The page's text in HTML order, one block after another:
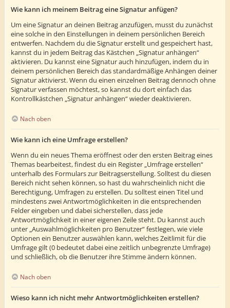
Wie kann ich meinem Beitrag eine Signatur anfügen?
Um eine Signatur an deinen Beitrag anzufügen, musst du zunächst
eine solche in den Einstellungen in deinem persönlichen Bereich
entwerfen. Nachdem du die Signatur erstellt und gespeichert hast,
kannst du in jedem Beitrag das Kästchen „Signatur anhängen“
aktivieren. Du kannst eine Signatur auch hinzufügen, indem du in
deinem persönlichen Bereich das standardmäßige Anhängen deiner
Signatur aktivierst. Wenn du einen einzelnen Beitrag dennoch ohne
Signatur verfassen möchtest, so kannst du dort einfach das
Kontrollkästchen „Signatur anhängen“ wieder deaktivieren.
Nach oben
Wie kann ich eine Umfrage erstellen?
Wenn du ein neues Thema eröffnest oder den ersten Beitrag eines
Themas bearbeitest, findest du ein Register „Umfrage erstellen“
unterhalb des Formulars zur Beitragserstellung. Solltest du diesen
Bereich nicht sehen können, so hast du wahrscheinlich nicht die
Berechtigung, Umfragen zu erstellen. Du solltest einen Titel und
mindestens zwei Antwortmöglichkeiten in die entsprechenden
Felder eingeben und dabei sicherstellen, dass jede
Antwortmöglichkeit in einer eigenen Zeile steht. Du kannst auch
unter „Auswahlmöglichkeiten pro Benutzer“ festlegen, wie viele
Optionen ein Benutzer auswählen kann, welches Zeitlimit für die
Umfrage gilt (0 bedeutet dabei eine zeitlich unbegrenzte Umfrage)
und schließlich, ob die Benutzer ihre Stimme ändern können.
Nach oben
Wieso kann ich nicht mehr Antwortmöglichkeiten erstellen?